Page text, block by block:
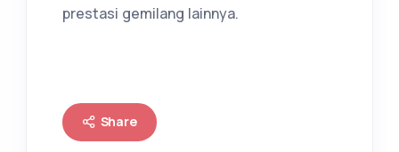
prestasi gemilang lainnya.
Share